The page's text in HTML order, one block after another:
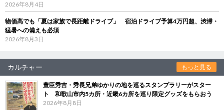
2026年8月4日
物価高でも「夏は家族で長距離ドライブ」 宿泊ドライブ予算4万円超、渋滞・
猛暑への備えも必須
2026年8月3日
カルチャー もっと見る
豊臣秀吉・秀長兄弟ゆかりの地を巡るスタンプラリーがスター
ト 和歌山市内5カ所・近畿6カ所を巡り限定グッズをもらおう
2026年8月8日